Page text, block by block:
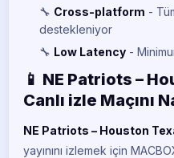
🔧 Cross-platform -
destekleniyor
🔧 Low Latency -
📱 NE Patriots –
Canlı izle Maçını
NE Patriots – Houston
yayınını izlemek için